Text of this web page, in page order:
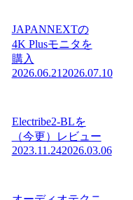
JAPANNEXTの
4K Plusモニタを
購入
2026.06.212026.07.10
Electribe2-BLを
（今更）レビュー
2023.11.242026.03.06